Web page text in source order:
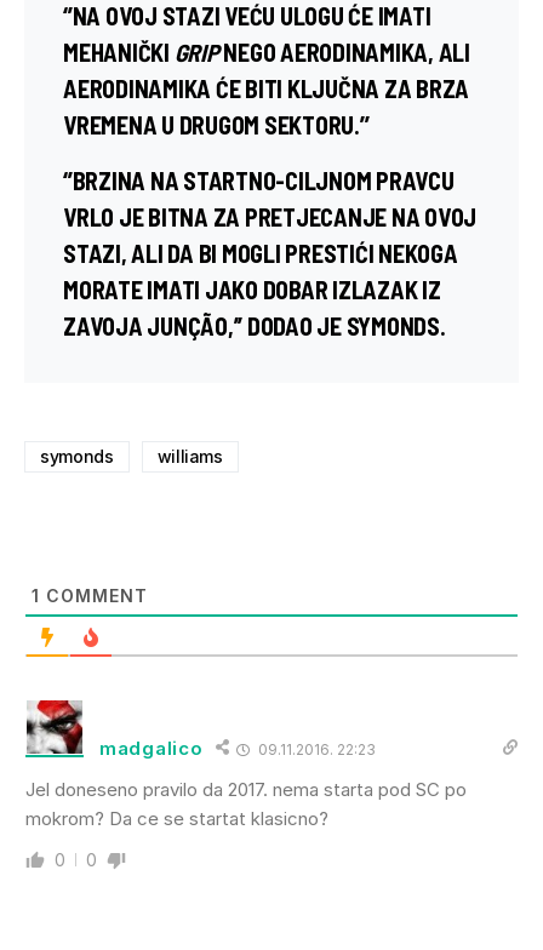
‘’NA OVOJ STAZI VEĆU ULOGU ĆE IMATI
MEHANIČKI GRIPNEGO AERODINAMIKA, ALI
AERODINAMIKA ĆE BITI KLJUČNA ZA BRZA
VREMENA U DRUGOM SEKTORU.’’
‘’BRZINA NA STARTNO-CILJNOM PRAVCU
VRLO JE BITNA ZA PRETJECANJE NA OVOJ
STAZI, ALI DA BI MOGLI PRESTIĆI NEKOGA
MORATE IMATI JAKO DOBAR IZLAZAK IZ
ZAVOJA JUNÇÃO,’’ DODAO JE SYMONDS.
symonds williams
1 COMMENT
madgalico 09.11.2016. 22:23
Jel doneseno pravilo da 2017. nema starta pod SC po
mokrom? Da ce se startat klasicno?
0 0